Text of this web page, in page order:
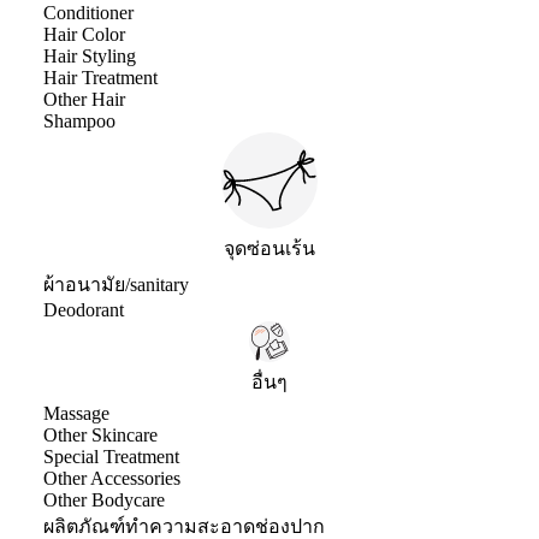
Conditioner
Hair Color
Hair Styling
Hair Treatment
Other Hair
Shampoo
จุดซ่อนเร้น
ผ้าอนามัย/sanitary
Deodorant
อื่นๆ
Massage
Other Skincare
Special Treatment
Other Accessories
Other Bodycare
ผลิตภัณฑ์ทำความสะอาดช่องปาก